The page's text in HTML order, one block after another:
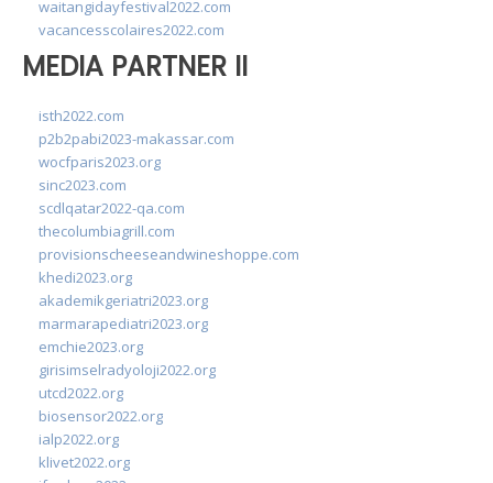
waitangidayfestival2022.com
vacancesscolaires2022.com
MEDIA PARTNER II
isth2022.com
p2b2pabi2023-makassar.com
wocfparis2023.org
sinc2023.com
scdlqatar2022-qa.com
thecolumbiagrill.com
provisionscheeseandwineshoppe.com
khedi2023.org
akademikgeriatri2023.org
marmarapediatri2023.org
emchie2023.org
girisimselradyoloji2022.org
utcd2022.org
biosensor2022.org
ialp2022.org
klivet2022.org